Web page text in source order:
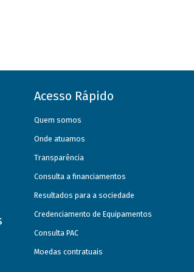
Acesso Rápido
Quem somos
Onde atuamos
Transparência
Consulta a financiamentos
Resultados para a sociedade
Credenciamento de Equipamentos
Consulta PAC
Moedas contratuais